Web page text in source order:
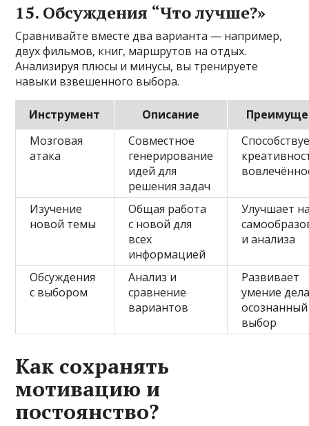
15. Обсуждения “Что лучше?»
Сравнивайте вместе два варианта — например,
двух фильмов, книг, маршрутов на отдых.
Анализируя плюсы и минусы, вы тренируете
навыки взвешенного выбора.
Инструмент Описание
Мозговая
атака
Совместное
генерирование
идей для
решения задач
Изучение
новой темы
Общая работа
с новой для
всех
информацией
Улучшает
и анализа
Обсуждения
с выбором
Анализ и
сравнение
вариантов
Развивает
умение
осознанный
выбор
Как сохранять
мотивацию и
постоянство?